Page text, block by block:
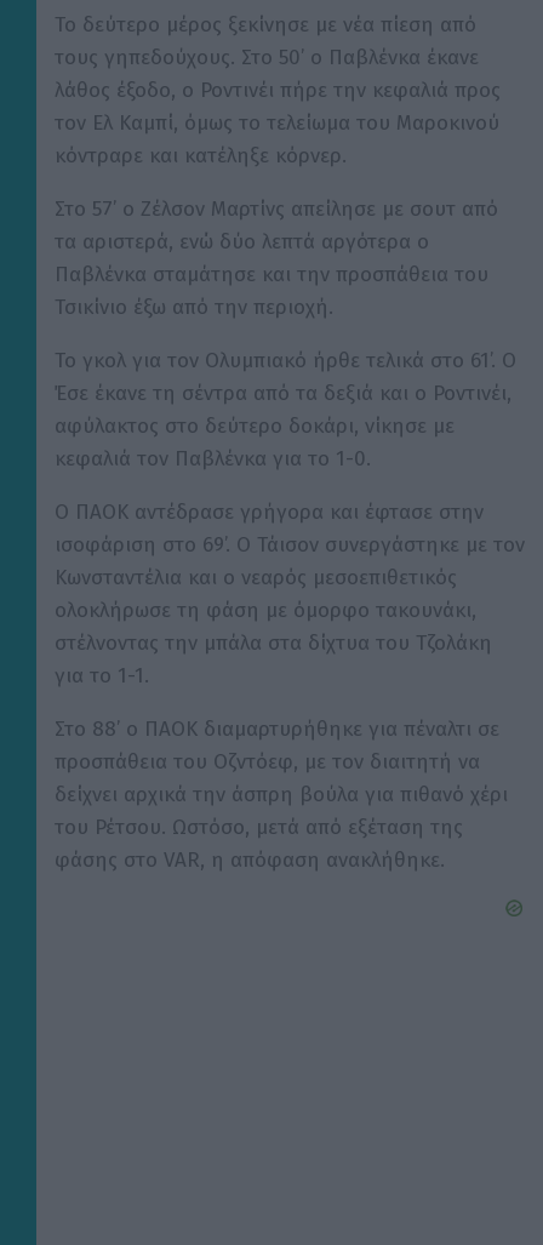
Το δεύτερο μέρος ξεκίνησε με νέα πίεση από
τους γηπεδούχους. Στο 50’ ο Παβλένκα έκανε
λάθος έξοδο, ο Ροντινέι πήρε την κεφαλιά προς
τον Ελ Καμπί, όμως το τελείωμα του Μαροκινού
κόντραρε και κατέληξε κόρνερ.
Στο 57’ ο Ζέλσον Μαρτίνς απείλησε με σουτ από
τα αριστερά, ενώ δύο λεπτά αργότερα ο
Παβλένκα σταμάτησε και την προσπάθεια του
Τσικίνιο έξω από την περιοχή.
Το γκολ για τον Ολυμπιακό ήρθε τελικά στο 61’. Ο
Έσε έκανε τη σέντρα από τα δεξιά και ο Ροντινέι,
αφύλακτος στο δεύτερο δοκάρι, νίκησε με
κεφαλιά τον Παβλένκα για το 1-0.
Ο ΠΑΟΚ αντέδρασε γρήγορα και έφτασε στην
ισοφάριση στο 69’. Ο Τάισον συνεργάστηκε με τον
Κωνσταντέλια και ο νεαρός μεσοεπιθετικός
ολοκλήρωσε τη φάση με όμορφο τακουνάκι,
στέλνοντας την μπάλα στα δίχτυα του Τζολάκη
για το 1-1.
Στο 88’ ο ΠΑΟΚ διαμαρτυρήθηκε για πέναλτι σε
προσπάθεια του Οζντόεφ, με τον διαιτητή να
δείχνει αρχικά την άσπρη βούλα για πιθανό χέρι
του Ρέτσου. Ωστόσο, μετά από εξέταση της
φάσης στο VAR, η απόφαση ανακλήθηκε.